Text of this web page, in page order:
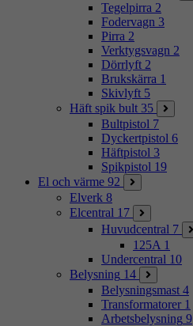
Tegelpirra 2
Fodervagn 3
Pirra 2
Verktygsvagn 2
Dörrlyft 2
Brukskärra 1
Skivlyft 5
Häft spik bult 35
Bultpistol 7
Dyckertpistol 6
Häftpistol 3
Spikpistol 19
El och värme 92
Elverk 8
Elcentral 17
Huvudcentral 7
125A 1
Undercentral 10
Belysning 14
Belysningsmast 4
Transformatorer 1
Arbetsbelysning 9